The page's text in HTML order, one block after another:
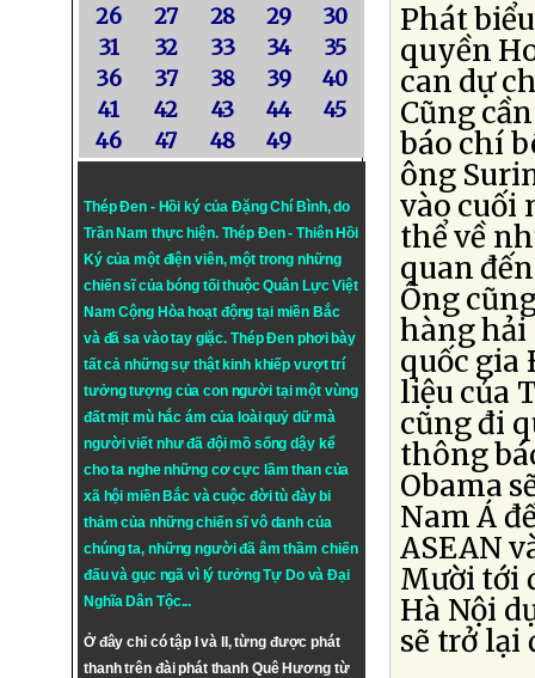
26
27 28 29
30
31
32 33 34
35
36
37 38 39
40
41
42 43 44
45
46
47 48 49
Thép Đen - Hồi ký của Đặng Chí Bình, do
Trần Nam thực hiện. Thép Đen- Thiên Hồi
Ký của một điện viên, một trong những
chiến sĩ của bóng tối thuộc Quân Lực Việt
Nam Cộng Hòa hoạt động tại miền Bắc
và đã sa vào tay giặc. Thép Đen phơi bày
tất cả những sự thật kinh khiếp vượt trí
tưởng tượng của con người tại một vùng
đất mịt mù hắc ám của loài quỷ dữ mà
người viết như đã đội mồ sống dậy kể
cho ta nghe những cơ cực lầm than của
xã hội miền Bắc và cuộc đời tù đày bi
thảm của những chiến sĩ vô danh của
chúng ta, những người đã âm thầm chiến
đấu và gục ngã vì lý tưởngTự DovàĐại
Nghĩa Dân Tộc...
Ở đây chỉ có tập I và II, từng được phát
thanh trên đài phát thanh Quê Hương từ
Phát
quyền
can dự
Cũng
báo chí
ông
vào cuối
thể về
quan
Ông
hàng
quốc gia
liệu của
cũng đi
thông
Obama
Nam Á
ASEAN
Mười tới
Hà Nội
sẽ trở lại